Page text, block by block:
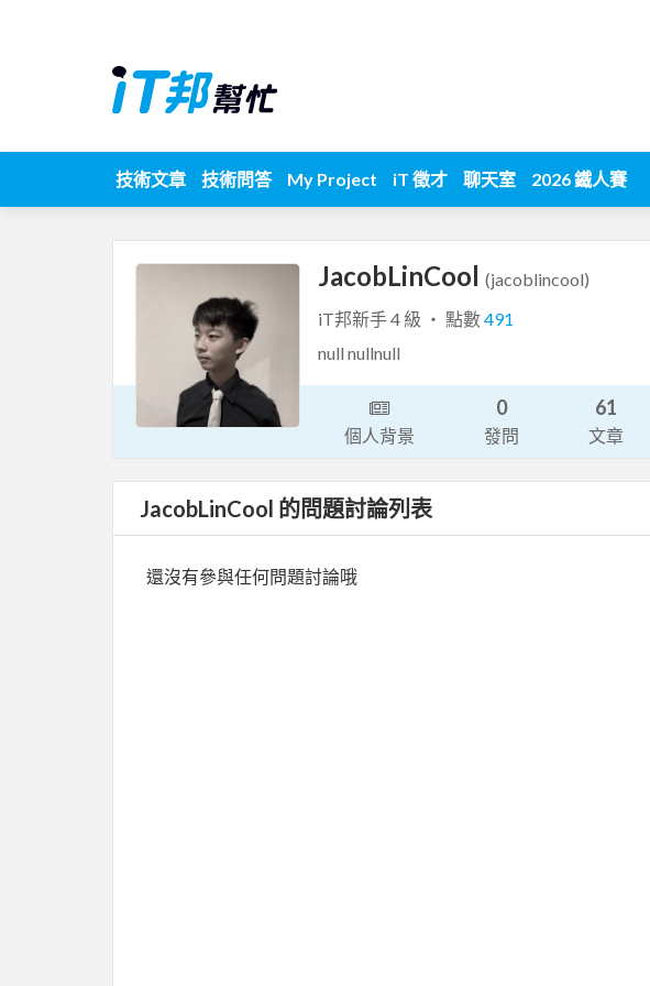
技術文章 技術問答 My Project iT 徵才 聊天室 2026 鐵人賽
JacobLinCool (jacoblincool)
iT邦新手 4 級 ‧ 點數491
null nullnull
個人背景
0
發問
61
文章
JacobLinCool 的問題討論列表
還沒有參與任何問題討論哦